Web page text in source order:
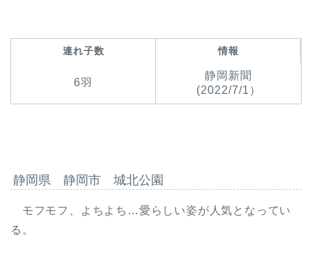
連れ子数 情報
6羽
静岡新聞
(2022/7/1）
静岡県 静岡市 城北公園
モフモフ、よちよち…愛らしい姿が人気となってい
る。